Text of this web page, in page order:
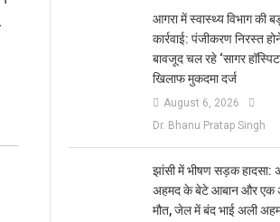
आगरा में स्वास्थ्य विभाग की
कार्रवाई: पंजीकरण निरस्त
बावजूद चल रहे ‘सागर
खिलाफ मुकदमा दर्ज
August 6, 2026
Dr. Bhanu Pratap Singh
झांसी में भीषण सड़क हादसा:
अहमद के बेटे आबान और एक
मौत, जेल में बंद भाई अली